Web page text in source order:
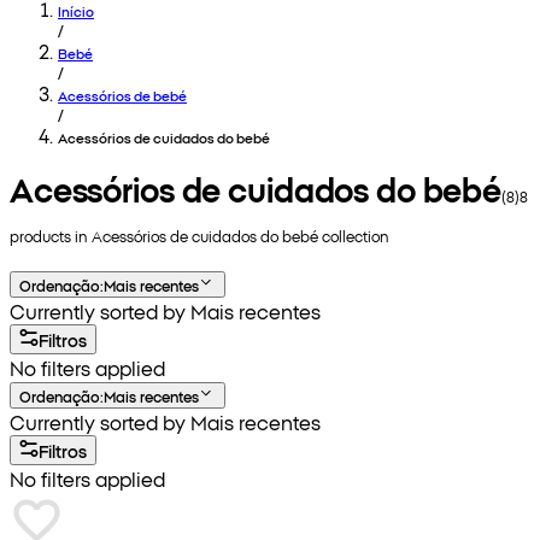
Início
/
Bebé
/
Acessórios de bebé
/
Acessórios de cuidados do bebé
Acessórios de cuidados do bebé(8)8
products in Acessórios de cuidados do bebécollection
Ordenação:Mais recentes
Currently sorted by Mais recentes
Filtros
No filters applied
Ordenação:Mais recentes
Currently sorted by Mais recentes
Filtros
No filters applied